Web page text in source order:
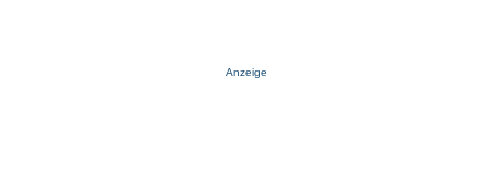
Anzeige